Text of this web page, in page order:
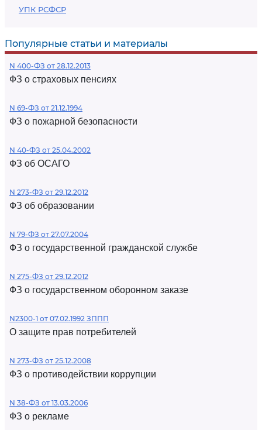
УПК РСФСР
Популярные статьи и материалы
N 400-ФЗ от 28.12.2013
ФЗ о страховых пенсиях
N 69-ФЗ от 21.12.1994
ФЗ о пожарной безопасности
N 40-ФЗ от 25.04.2002
ФЗ об ОСАГО
N 273-ФЗ от 29.12.2012
ФЗ об образовании
N 79-ФЗ от 27.07.2004
ФЗ о государственной гражданской службе
N 275-ФЗ от 29.12.2012
ФЗ о государственном оборонном заказе
N2300-1 от 07.02.1992 ЗППП
О защите прав потребителей
N 273-ФЗ от 25.12.2008
ФЗ о противодействии коррупции
N 38-ФЗ от 13.03.2006
ФЗ о рекламе